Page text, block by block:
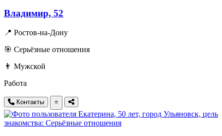
Владимир, 52
📍 Ростов-на-Дону
🎯 Серьёзные отношения
👨 Мужской
Работа
Контакты ⭐